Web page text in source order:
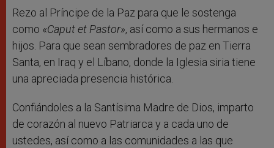
Rezo al Príncipe de la Paz para que le sostenga
como «Caput et Pastor», así como a sus hermanos e
hijos. Para que sean sembradores de paz en Tierra
Santa, en Iraq y el Líbano, donde la Iglesia siria tiene
una apreciada presencia histórica.
Confiándoles a la Santísima Madre de Dios, imparto
de corazón al nuevo Patriarca y a cada uno de
ustedes, así como a las comunidades a las que